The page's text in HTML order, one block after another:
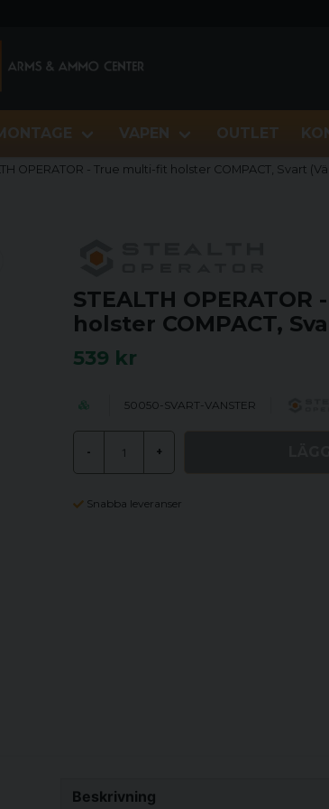
VAPEN OUTLET
OPERATOR - True multi-fit holster COMPACT, Svart
STEALTH
holster COMPACT,
539 kr
50050-SVART-VANSTER
- +
Snabba leveranser
Beskrivning